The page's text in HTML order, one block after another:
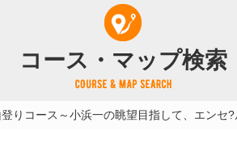
グ情報
旅×自転車 記事
記事一覧
カテゴリから探す
タグから探す
サイクリストにやさし
サイクルトレイン
予約ができるレンタサイ
コース・マップ検索
りコース～小浜一の眺望目指して、エンセ